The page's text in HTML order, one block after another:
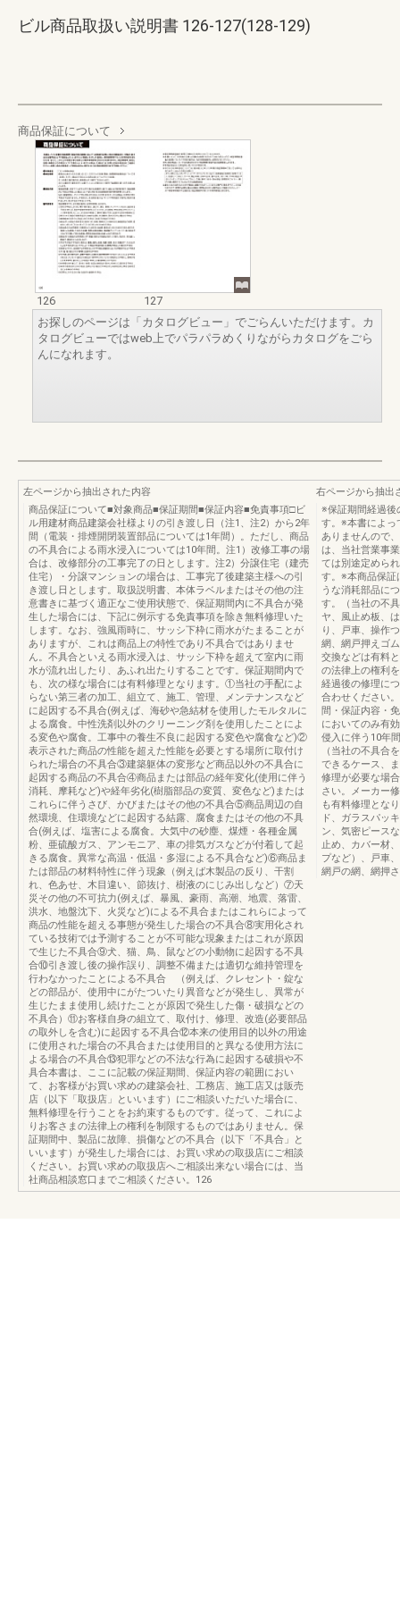
ビル商品取扱い説明書 126-127(128-129)
商品保証について
126
127
お探しのページは「カタログビュー」でごらんいただけます。カ
タログビューではweb上でパラパラめくりながらカタログをごら
んになれます。
左ページから抽出された内容
商品保証について■対象商品■保証期間■保証内容■免責事項□ビ
ル用建材商品建築会社様よりの引き渡し日（注1、注2）から2年
間（電装・排煙開閉装置部品については1年間）。ただし、商品
の不具合による雨水浸入については10年間。注1）改修工事の場
合は、改修部分の工事完了の日とします。注2）分譲住宅（建売
住宅）・分譲マンションの場合は、工事完了後建築主様への引
き渡し日とします。取扱説明書、本体ラベルまたはその他の注
意書きに基づく適正なご使用状態で、保証期間内に不具合が発
生した場合には、下記に例示する免責事項を除き無料修理いた
します。なお、強風雨時に、サッシ下枠に雨水がたまることが
ありますが、これは商品上の特性であり不具合ではありませ
ん。不具合といえる雨水浸入は、サッシ下枠を超えて室内に雨
水が流れ出したり、あふれ出たりすることです。保証期間内で
も、次の様な場合には有料修理となります。①当社の手配によ
らない第三者の加工、組立て、施工、管理、メンテナンスなど
に起因する不具合(例えば、海砂や急結材を使用したモルタルに
よる腐食。中性洗剤以外のクリーニング剤を使用したことによ
る変色や腐食。工事中の養生不良に起因する変色や腐食など)②
表示された商品の性能を超えた性能を必要とする場所に取付け
られた場合の不具合③建築躯体の変形など商品以外の不具合に
起因する商品の不具合④商品または部品の経年変化(使用に伴う
消耗、摩耗など)や経年劣化(樹脂部品の変質、変色など)または
これらに伴うさび、かびまたはその他の不具合⑤商品周辺の自
然環境、住環境などに起因する結露、腐食またはその他の不具
合(例えば、塩害による腐食。大気中の砂塵、煤煙・各種金属
粉、亜硫酸ガス、アンモニア、車の排気ガスなどが付着して起
きる腐食。異常な高温・低温・多湿による不具合など)⑥商品ま
たは部品の材料特性に伴う現象（例えば木製品の反り、干割
れ、色あせ、木目違い、節抜け、樹液のにじみ出しなど）⑦天
災その他の不可抗力(例えば、暴風、豪雨、高潮、地震、落雷、
洪水、地盤沈下、火災など)による不具合またはこれらによって
商品の性能を超える事態が発生した場合の不具合⑧実用化され
ている技術では予測することが不可能な現象またはこれが原因
で生じた不具合⑨犬、猫、鳥、鼠などの小動物に起因する不具
合⑩引き渡し後の操作誤り、調整不備または適切な維持管理を
行わなかったことによる不具合 （例えば、クレセント・錠な
どの部品が、使用中にがたついたり異音などが発生し、異常が
生じたまま使用し続けたことが原因で発生した傷・破損などの
不具合）⑪お客様自身の組立て、取付け、修理、改造(必要部品
の取外しを含む)に起因する不具合⑫本来の使用目的以外の用途
に使用された場合の不具合または使用目的と異なる使用方法に
よる場合の不具合⑬犯罪などの不法な行為に起因する破損や不
具合本書は、ここに記載の保証期間、保証内容の範囲におい
て、お客様がお買い求めの建築会社、工務店、施工店又は販売
店（以下「取扱店」といいます）にご相談いただいた場合に、
無料修理を行うことをお約束するものです。従って、これによ
りお客さまの法律上の権利を制限するものではありません。保
証期間中、製品に故障、損傷などの不具合（以下「不具合」と
いいます）が発生した場合には、お買い求めの取扱店にご相談
ください。お買い求めの取扱店へご相談出来ない場合には、当
社商品相談窓口までご相談ください。126
右ページから抽出
※保証期間経過後
す。※本書によっ
ありませんので
は、当社営業事
ては別途定めら
す。※本商品保証
うな消耗部品に
す。（当社の不
ヤ、風止め板、
り、戸車、操作
網、網戸押えゴ
交換などは有料
の法律上の権利
経過後の修理に
合わせください
間・保証内容・
においてのみ有
侵入に伴う10年
（当社の不具合
できるケース、
修理が必要な場
さい。メーカー
も有料修理とな
ド、ガラスパッ
ン、気密ピース
止め、カバー材
プなど）、戸車
網戸の網、網押